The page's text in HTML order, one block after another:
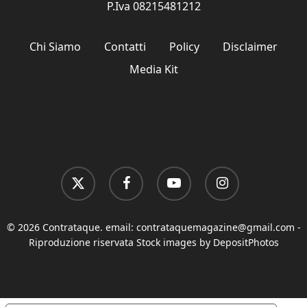
P.Iva 08215481212
Chi Siamo Contatti Policy
Disclaimer
Media Kit
x-
twitter
facebook youtube instagram
© 2026 Contrataque. email: contrataquemagazine@gmail.com -
Riproduzione riservata Stock images by DepositPhotos